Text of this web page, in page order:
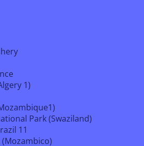
1)
Park (Swaziland)
11